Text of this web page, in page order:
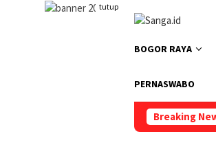
tutup
BOGOR RAYA
PERNASWABO
Breaking